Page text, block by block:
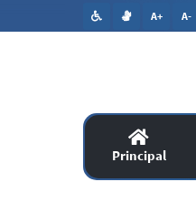
A+ A-
Principal